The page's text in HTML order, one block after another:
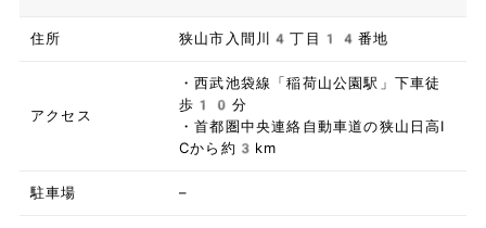
住所 狭山市入間川4丁目14番地
アクセス
・西武池袋線「稲荷山公園駅」下車徒
歩10分
・首都圏中央連絡自動車道の狭山日高I
Cから約3km
駐車場 –